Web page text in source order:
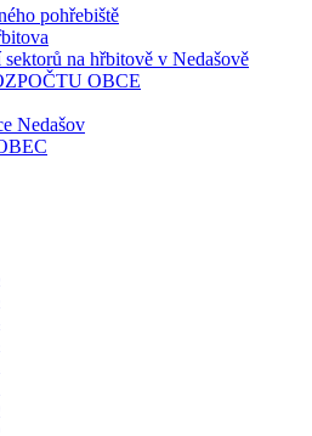
pohřebiště
sektorů na hřbitově v Nedašově
OBCE
Nedašov